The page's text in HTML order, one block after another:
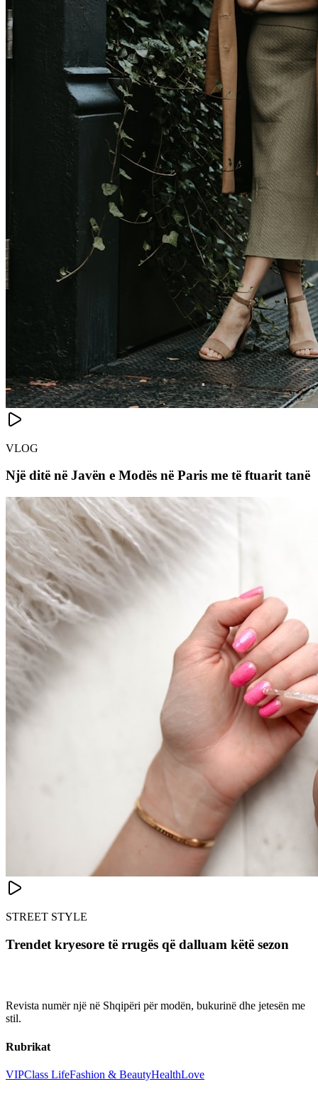
VLOG
Një ditë në Javën e Modës në Paris me të ftuarit tanë
STREET STYLE
Trendet kryesore të rrugës që dalluam këtë sezon
Revista numër një në Shqipëri për modën, bukurinë dhe jetesën me
stil.
Rubrikat
VIPClass LifeFashion & BeautyHealthLove